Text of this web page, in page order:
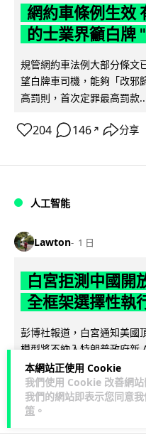
本網站正使用 Cookie
我們使用 Cookie 改善網
我們的網站即表示您同意
策 。
網約車條例生效
的士業界籲白牌
規管網約車法例大部分條文
望白牌車司機，能夠「改邪
高罰則，首次定罪最高罰款
204 146 ↗ 分享
人工智能
Lawton 1 日
白宮拒測中國開
全框架選擇性執
彭博社報道，白宮通知美國
模型將不納入特朗普政府新
則聯署呼籲政府不要限...
44 21↗ 分享